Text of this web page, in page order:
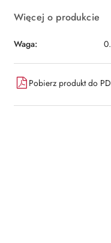
Więcej o produkcie
Waga:
Pobierz produkt do